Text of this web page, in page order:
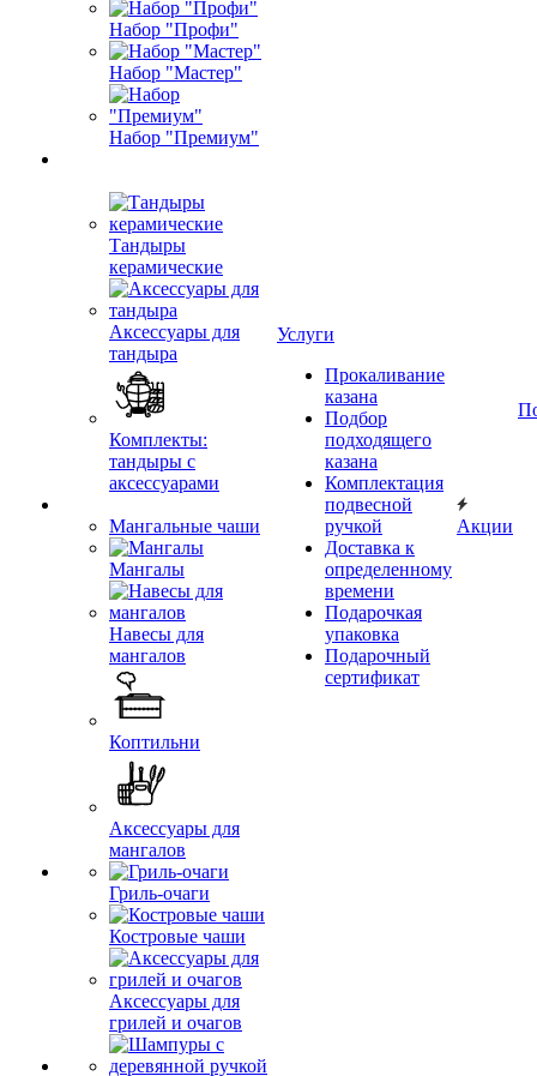
Набор "Профи"
Набор "Мастер"
Набор "Премиум"
Тандыры
керамические
Аксессуары для
тандыра
Комплекты:
тандыры с
аксессуарами
Мангальные чаши
Мангалы
Навесы для
мангалов
Коптильни
Аксессуары для
мангалов
Гриль-очаги
Костровые чаши
Аксессуары для
грилей и очагов
Услуги
Прокаливание
казана
Подбор
подходящего
казана
Комплектация
подвесной
ручкой
Доставка к
определенному
времени
Подарочкая
упаковка
Подарочный
сертификат
Акции